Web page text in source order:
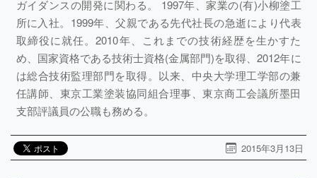
ガイダンスの開発に関わる。 1997年、家業の(有)小柳塗工
所に入社。1999年、父親である先代社長の急逝により代表
取締役に就任。2010年、これまでの技術経歴を生かすた
め、国家資格である技術士資格(金属部門)を取得、2012年に
は総合技術監理部門を取得。以来、中央大学理工学部の兼
任講師、東京工業塗装協同組合理事、東京商工会議所墨田
支部評議員の公職も務める。
2015年3月13日